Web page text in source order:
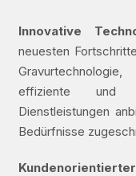
Innovative
neuesten
effiziente und
Dienstleistungen
Bedürfnisse